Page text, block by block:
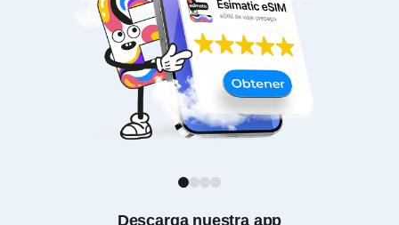
Descarga nuestra app
1